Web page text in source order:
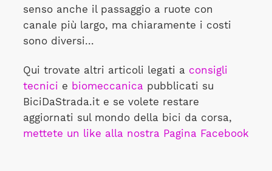
senso anche il passaggio a ruote con
canale più largo, ma chiaramente i costi
sono diversi...
Qui trovate altri articoli legati a consigli
tecnici e biomeccanicapubblicati su
BiciDaStrada.it e se volete restare
aggiornati sul mondo della bici da corsa,
mettete un like alla nostra Pagina Facebook